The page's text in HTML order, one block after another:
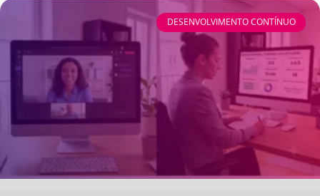
DESENVOLVIMENTO CONTÍNUO